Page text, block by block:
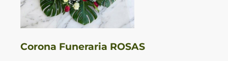
Corona Funeraria ROSAS